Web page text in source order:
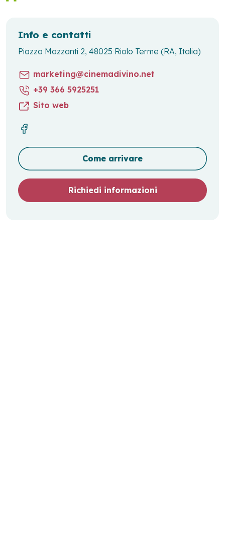
Info e contatti
Piazza Mazzanti 2, 48025 Riolo Terme (RA, Italia)
marketing@cinemadivino.net
+39 366 5925251
Sito web
Come arrivare
Richiedi informazioni